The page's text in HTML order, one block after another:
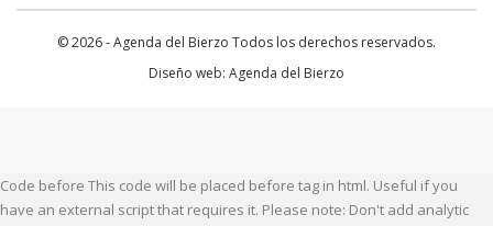
© 2026 - Agenda del Bierzo Todos los derechos reservados.
Diseño web: Agenda del Bierzo
Code before This code will be placed before tag in html. Useful if you
have an external script that requires it. Please note: Don't add analytic